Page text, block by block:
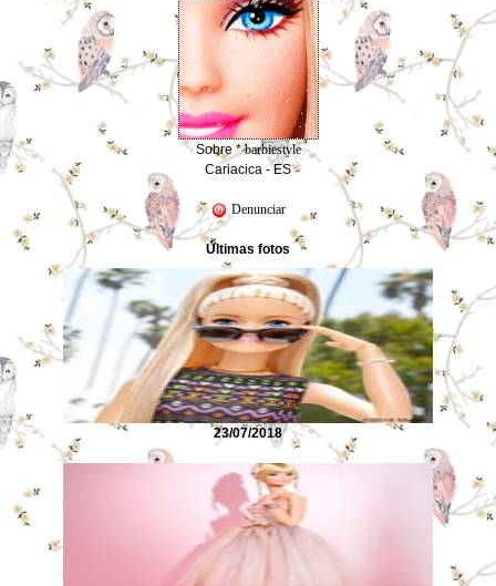
Sobre *barbiestyle
Cariacica - ES
Denunciar
Últimas fotos
23/07/2018